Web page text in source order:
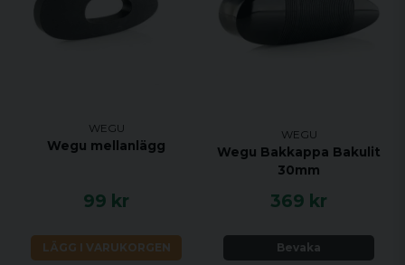
WEGU
Wegu mellanlägg
99 kr
LÄGG I VARUKORGEN
WEGU
Wegu Bakkappa Bakulit
30mm
369 kr
Bevaka